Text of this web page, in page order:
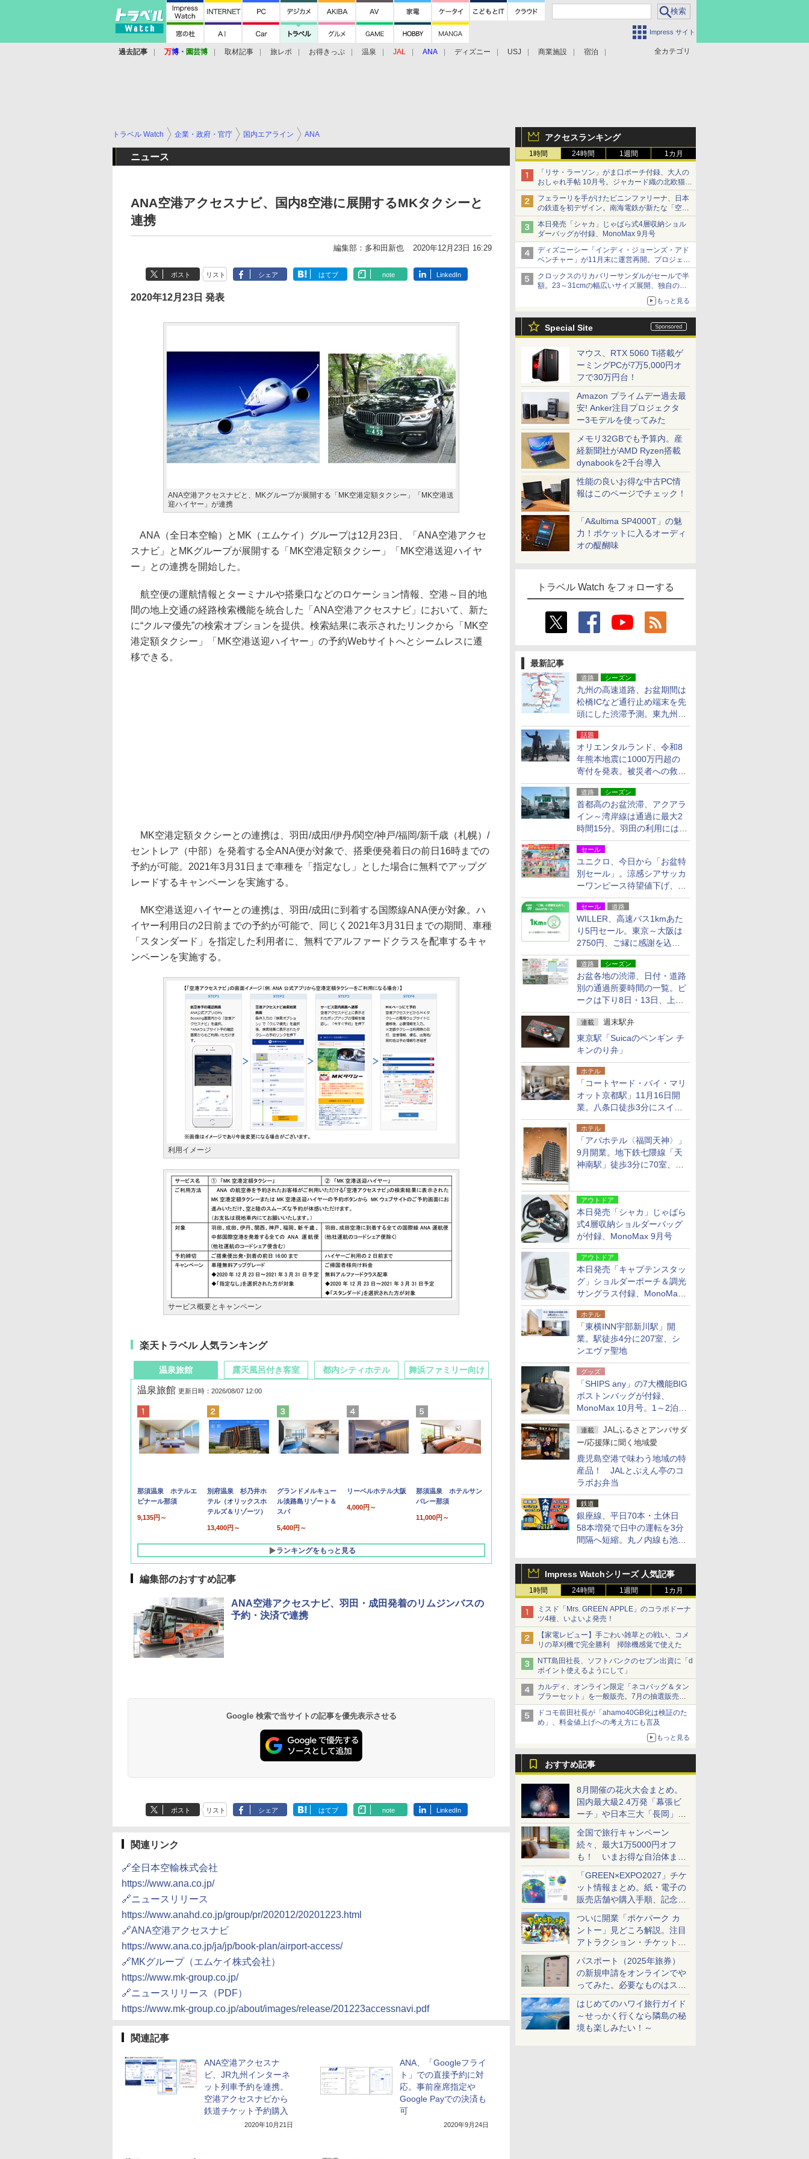
Impress サイト
全カテゴリ
過去記事 万博 ・ 園芸博 取材記事 旅レポ お得きっぷ 温泉 JAL ANA ディズニー USJ 商業施設 宿泊
アクセスランキング
1時間 24時間 1週間 1カ月
「リサ・ラーソン」がま口ポーチ付録、大人の
おしゃれ手帖 10月号。ジャカード織の北欧猫デ
ザイン
フェラーリを手がけたピニンファリーナ、日本
の鉄道を初デザイン。南海電鉄が新たな「空港
特急」をなにわ筋線へ導入
本日発売「シャカ」じゃばら式4層収納ショル
ダーバッグが付録、MonoMax 9月号
ディズニーシー「インディ・ジョーンズ・アド
ベンチャー」が11月末に運営再開。プロジェク
ションマッピングを追加、DPAは1500円
クロックスのリカバリーサンダルがセールで半
額。23～31cmの幅広いサイズ展開、独自のク
もっと見る
Special Site
マウス、RTX 5060 Ti搭載ゲ
ーミングPCが7万5,000円オ
フで30万円台！
Amazon プライムデー過去最
安! Anker注目プロジェクタ
ー3モデルを使ってみた
メモリ32GBでも予算内。産
経新聞社がAMD Ryzen搭載
dynabookを2千台導入
性能の良いお得な中古PC情
報はこのページでチェック！
「A&ultima SP4000T」の魅
力！ポケットに入るオーディ
オの醍醐味
トラベル Watch をフォローする
最新記事
道路 シーズン
九州の高速道路、お盆期間は
松橋ICなど通行止め端末を先
頭にした渋滞予測。東九州道
への迂回は料金調整を実施
話題
オリエンタルランド、令和8
年熊本地震に1000万円超の
寄付を発表。被災者への救援
活動・復旧支援
道路 シーズン
首都高のお盆渋滞、アクアラ
イン～湾岸線は通過に最大2
時間15分。羽田の利用には
「空港西出口」の利用検討を
セール
ユニクロ、今日から「お盆特
別セール」。涼感シアサッカ
ーワンピース待望値下げ、撥
水ギアショーツは1990円に
セール 道路
WILLER、高速バス1kmあた
り5円セール。東京～大阪は
2750円、ご縁に感謝を込め
た20周年記念キャンペーン
道路 シーズン
お盆各地の渋滞、日付・道路
別の通過所要時間の一覧。ピ
ークは下り8日・13日、上り
14日・15日
連載 週末駅弁
東京駅「Suicaのペンギン チ
キンのり弁」
ホテル
「コートヤード・バイ・マリ
オット京都駅」11月16日開
業。八条口徒歩3分にスイー
ト含む全270室、ダイニング
も併設
ホテル
「アパホテル〈福岡天神〉」
9月開業。地下鉄七隈線「天
神南駅」徒歩3分に70室、エ
アウトドア
本日発売「シャカ」じゃばら
式4層収納ショルダーバッグ
が付録、MonoMax 9月号
アウトドア
本日発売「キャプテンスタッ
グ」ショルダーポーチ＆調光
サングラス付録、MonoMax
9月号増刊
ホテル
「東横INN宇部新川駅」開
業。駅徒歩4分に207室、シ
ンエヴァ聖地
グッズ
「SHIPS any」の7大機能BIG
ボストンバッグが付録、
MonoMax 10月号。1～2泊の
荷物、キャリーオンも可能
連載
JALふるさとアンバサダ
ー/応援隊に聞く地域愛
鹿児島空港で味わう地域の特
産品！ JALとぶえん亭のコ
ラボお弁当
鉄道
銀座線、平日70本・土休日
58本増発で日中の運転を3分
間隔へ短縮。丸ノ内線も池袋
Impress Watchシリーズ 人気記事
1時間 24時間 1週間 1カ月
ミスド「Mrs. GREEN APPLE」のコラボドーナ
ツ4種、いよいよ発売！
【家電レビュー】手ごわい雑草との戦い、コメ
リの草刈機で完全勝利 掃除機感覚で使えた
NTT島田社長、ソフトバンクのセブン出資に「d
ポイント使えるようにして」
カルディ、オンライン限定「ネコバッグ＆タン
ブラーセット」を一般販売。7月の抽選販売の
当選無効分
ドコモ前田社長が「ahamo40GB化は検証のた
め」、料金値上げへの考え方にも言及
もっと見る
おすすめ記事
8月開催の花火大会まとめ。
国内最大級2.4万発「幕張ビ
ーチ」や日本三大「長岡」な
ど大型イベント目白押し！
全国で旅行キャンペーン
続々、最大1万5000円オフ
も！ いまお得な自治体まと
め
「GREEN×EXPO2027」チケ
ット情報まとめ。紙・電子の
販売店舗や購入手順、記念チ
ケットも解説
ついに開業「ポケパーク カ
ントー」見どころ解説。注目
アトラクション・チケット手
配・来場前に必要な準備は？
パスポート（2025年旅券）
の新規申請をオンラインでや
ってみた。必要なものはスマ
ホとマイナカードのみ
はじめてのハワイ旅行ガイド
～せっかく行くなら隣島の秘
境も楽しみたい！～
トラベル Watch 企業・政府・官庁 国内エアライン ANA
ニュース
ANA空港アクセスナビ、国内8空港に展開するMKタクシーと
連携
編集部：多和田新也 2020年12月23日 16:29
ポスト リスト シェア はてブ note LinkedIn
2020年12月23日 発表
ANA空港アクセスナビと、MKグループが展開する「MK空港定額タクシー」「MK空港送
迎ハイヤー」が連携
ANA（全日本空輸）とMK（エムケイ）グループは12月23日、「ANA空港アクセ
スナビ」とMKグループが展開する「MK空港定額タクシー」「MK空港送迎ハイヤ
ー」との連携を開始した。
航空便の運航情報とターミナルや搭乗口などのロケーション情報、空港～目的地
間の地上交通の経路検索機能を統合した「ANA空港アクセスナビ」において、新た
に“クルマ優先”の検索オプションを提供。検索結果に表示されたリンクから「MK空
港定額タクシー」「MK空港送迎ハイヤー」の予約Webサイトへとシームレスに遷
移できる。
MK空港定額タクシーとの連携は、羽田/成田/伊丹/関空/神戸/福岡/新千歳（札幌）/
セントレア（中部）を発着する全ANA便が対象で、搭乗便発着日の前日16時までの
予約が可能。2021年3月31日まで車種を「指定なし」とした場合に無料でアップグ
レードするキャンペーンを実施する。
MK空港送迎ハイヤーとの連携は、羽田/成田に到着する国際線ANA便が対象。ハ
イヤー利用日の2日前までの予約が可能で、同じく2021年3月31日までの期間、車種
「スタンダード」を指定した利用者に、無料でアルファードクラスを配車するキャ
ンペーンを実施する。
利用イメージ
サービス概要とキャンペーン
楽天トラベル 人気ランキング
温泉旅館
温泉旅館 更新日時：2026/08/07 12:00
那須温泉 ホテルエ
ピナール那須
9,135円～
別府温泉 杉乃井ホ
テル（オリックスホ
テルズ＆リゾーツ）
13,400円～
グランドメルキュー
ル淡路島リゾート＆
スパ
5,400円～
リーベルホテル大阪
4,000円～
那須温泉 ホテルサン
バレー那須
11,000円～
ランキングをもっと見る
露天風呂付き客室
10,450円～
19,541円～
都内シティホテル 舞浜ファミリー向け
7,950円～
5,758円～
編集部のおすすめ記事
ANA空港アクセスナビ、羽田・成田発着のリムジンバスの
予約・決済で連携
Google 検索で当サイトの記事を優先表示させる
ポスト リスト シェア はてブ note LinkedIn
関連リンク
🔗全日本空輸株式会社
https://www.ana.co.jp/
🔗ニュースリリース
https://www.anahd.co.jp/group/pr/202012/20201223.html
🔗ANA空港アクセスナビ
https://www.ana.co.jp/ja/jp/book-plan/airport-access/
🔗MKグループ（エムケイ株式会社）
https://www.mk-group.co.jp/
🔗ニュースリリース（PDF）
https://www.mk-group.co.jp/about/images/release/201223accessnavi.pdf
関連記事
ANA空港アクセスナ
ビ、JR九州インターネ
ット列車予約を連携。
空港アクセスナビから
鉄道チケット予約購入
2020年10月21日
ANA、「Googleフライ
ト」での直接予約に対
応。事前座席指定や
Google Payでの決済も
可
2020年9月24日